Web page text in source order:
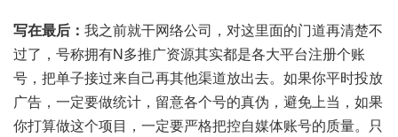
写在最后： 我之前就干网络公司，对这里面的门道再清楚不
过了，号称拥有N多推广资源其实都是各大平台注册个账
号，把单子接过来自己再其他渠道放出去。如果你平时投放
广告，一定要做统计，留意各个号的真伪，避免上当，如果
你打算做这个项目，一定要严格把控自媒体账号的质量。只